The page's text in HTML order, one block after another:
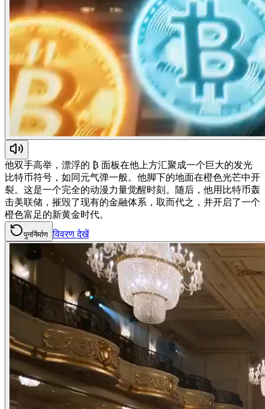
他双手高举，漂浮的 ₿ 面板在他上方汇聚成一个巨大的发光
比特币符号，如同元气弹一般。他脚下的地面在橙色光芒中开
裂。这是一个完全的动漫力量觉醒时刻。随后，他用比特币轰
击美联储，摧毁了现有的金融体系，取而代之，并开启了一个
橙色富足的新黄金时代。
पुनर्निर्माण विवरण देखें